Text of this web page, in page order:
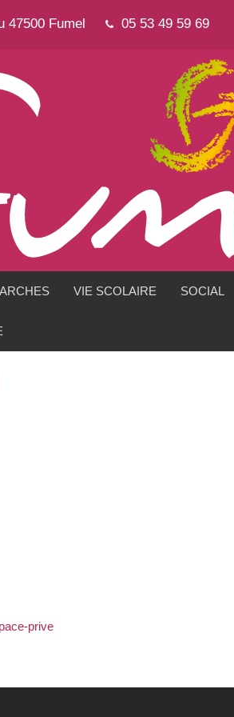
47500 Fumel 05 53 49 59 69
VIE SCOLAIRE SOCIAL
prive